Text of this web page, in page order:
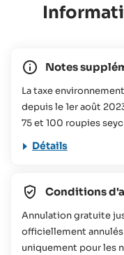
Notes
La taxe
depuis le 1er août
75 et 100 roupies
taille de
dans notreFAQs
mobilité réduite
d'informations).
Détails
Conditions
Annulation gratuite
officiellement
uniquement pour les